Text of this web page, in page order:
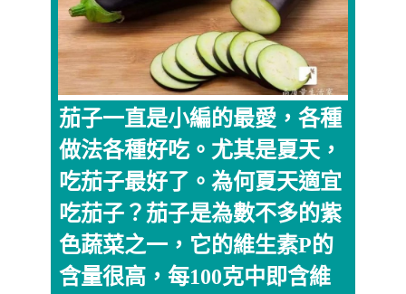
茄子一直是小編的最愛，各種
做法各種好吃。尤其是夏天，
吃茄子最好了。為何夏天適宜
吃茄子？茄子是為數不多的紫
色蔬菜之一，它的維生素P的
含量很高，每100克中即含維